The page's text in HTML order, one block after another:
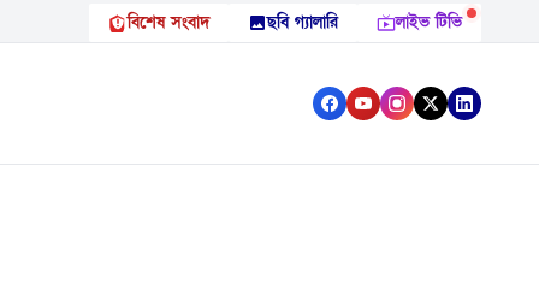
বিশেষ সংবাদ ছবি গ্যালারি লাইভ টিভি